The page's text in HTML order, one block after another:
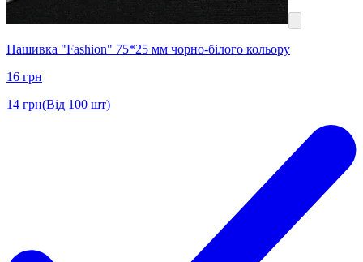
Нашивка "Fashion" 75*25 мм чорно-білого кольору
16 грн
14 грн(Від 100 шт)